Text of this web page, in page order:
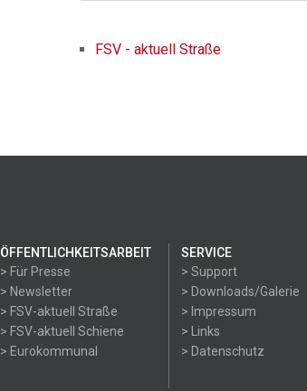
FSV - aktuell Straße
ÖFFENTLICHKEITSARBEIT
> Für Presse
> Newsletter
> FSV-aktuell Straße
> FSV-aktuell Schiene
> Eurokommunal
SERVICE
> Support
> Downloads/Galerie
> Impressum
> Links
> Datenschutz